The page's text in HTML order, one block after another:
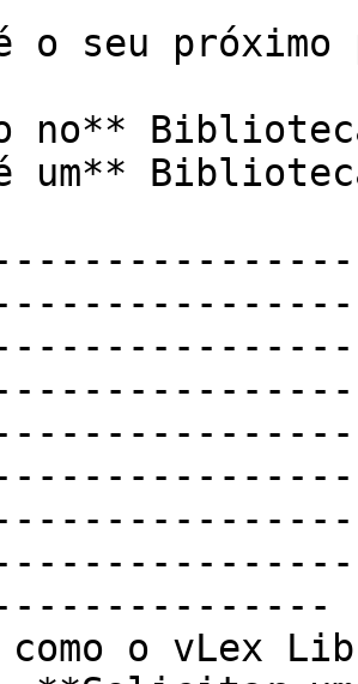
o seu próximo
no**
um**
o vLex